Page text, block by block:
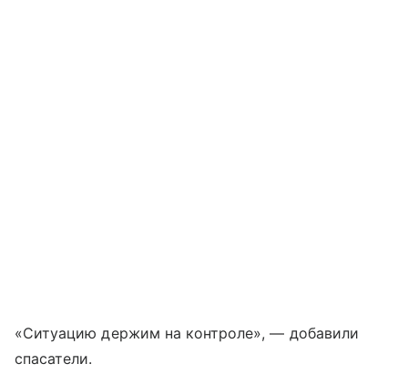
«Ситуацию держим на контроле», — добавили
спасатели.